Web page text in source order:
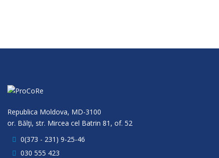
Republica Moldova, MD-3100
or. Bălţi, str. Mircea cel Batrin 81, of. 52
0(373 - 231) 9-25-46
030 555 423